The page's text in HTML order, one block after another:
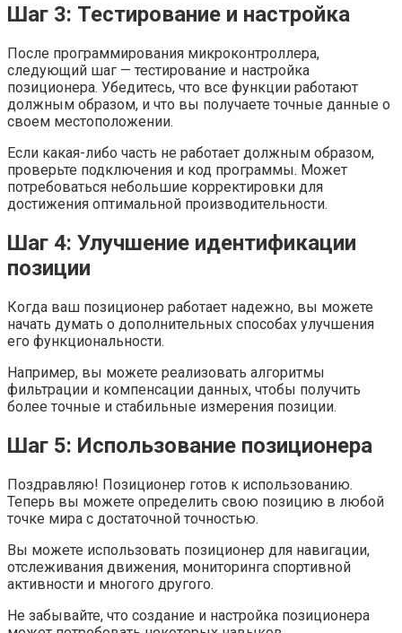
Шаг 3: Тестирование и настройка
После программирования микроконтроллера,
следующий шаг — тестирование и настройка
позиционера. Убедитесь, что все функции работают
должным образом, и что вы получаете точные данные о
своем местоположении.
Если какая-либо часть не работает должным образом,
проверьте подключения и код программы. Может
потребоваться небольшие корректировки для
достижения оптимальной производительности.
Шаг 4: Улучшение идентификации
позиции
Когда ваш позиционер работает надежно, вы можете
начать думать о дополнительных способах улучшения
его функциональности.
Например, вы можете реализовать алгоритмы
фильтрации и компенсации данных, чтобы получить
более точные и стабильные измерения позиции.
Шаг 5: Использование позиционера
Поздравляю! Позиционер готов к использованию.
Теперь вы можете определить свою позицию в любой
точке мира с достаточной точностью.
Вы можете использовать позиционер для навигации,
отслеживания движения, мониторинга спортивной
активности и многого другого.
Не забывайте, что создание и настройка позиционера